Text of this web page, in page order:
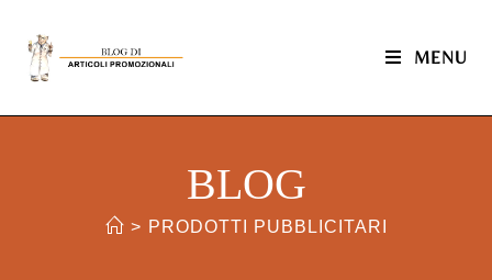
MENU
BLOG
> PRODOTTI PUBBLICITARI